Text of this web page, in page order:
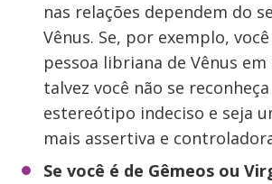
nas relações dependem do
Vênus. Se, por exemplo,
pessoa libriana de Vênus em
talvez você não se
estereótipo indeciso e seja
mais assertiva e
Se você é de Gêmeos ou